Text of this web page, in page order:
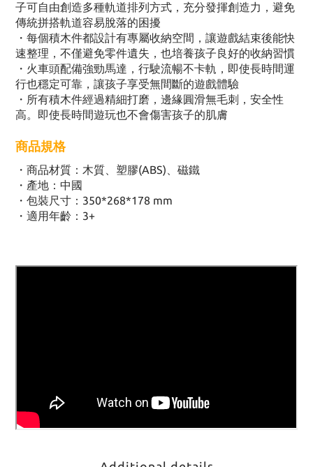
子可自由創造多種軌道排列方式，充分發揮創造力，避免
傳統拼搭軌道容易脫落的困擾
・每個積木件都設計有專屬收納空間，讓遊戲結束後能快
速整理，不僅避免零件遺失，也培養孩子良好的收納習慣
・火車頭配備強勁馬達，行駛流暢不卡軌，即使長時間運
行也穩定可靠，讓孩子享受無間斷的遊戲體驗
・所有積木件經過精細打磨，邊緣圓滑無毛刺，安全性
高。即使長時間遊玩也不會傷害孩子的肌膚
商品規格
・ 商品材質：木質、塑膠(ABS)、磁鐵
・ 產地：中國
・ 包裝尺寸：350*268*178 mm
・ 適用年齡：3+